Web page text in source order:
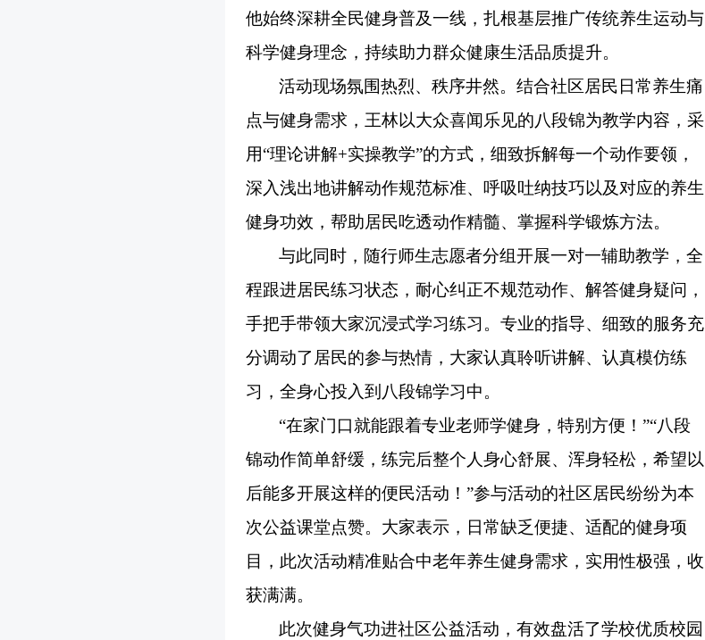
他始终深耕全民健身普及一线，扎根基层推广传统养生运动与
科学健身理念，持续助力群众健康生活品质提升。
活动现场氛围热烈、秩序井然。结合社区居民日常养生痛
点与健身需求，王林以大众喜闻乐见的八段锦为教学内容，采
用“理论讲解+实操教学”的方式，细致拆解每一个动作要领，
深入浅出地讲解动作规范标准、呼吸吐纳技巧以及对应的养生
健身功效，帮助居民吃透动作精髓、掌握科学锻炼方法。
与此同时，随行师生志愿者分组开展一对一辅助教学，全
程跟进居民练习状态，耐心纠正不规范动作、解答健身疑问，
手把手带领大家沉浸式学习练习。专业的指导、细致的服务充
分调动了居民的参与热情，大家认真聆听讲解、认真模仿练
习，全身心投入到八段锦学习中。
“在家门口就能跟着专业老师学健身，特别方便！”“八段
锦动作简单舒缓，练完后整个人身心舒展、浑身轻松，希望以
后能多开展这样的便民活动！”参与活动的社区居民纷纷为本
次公益课堂点赞。大家表示，日常缺乏便捷、适配的健身项
目，此次活动精准贴合中老年养生健身需求，实用性极强，收
获满满。
此次健身气功进社区公益活动，有效盘活了学校优质校园